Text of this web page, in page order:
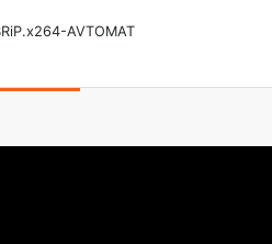
AVTOMAT